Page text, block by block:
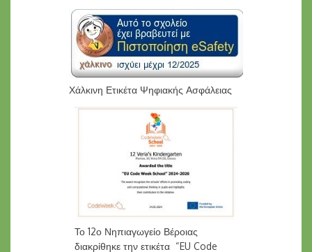
Χάλκινη Ετικέτα Ψηφιακής Ασφάλειας
Το 12ο Νηπιαγωγείο Βέροιας
διακρίθηκε την ετικέτα “EU Code